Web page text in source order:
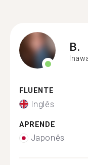
B.
FLUENTE
Inglês
APRENDE
Japonês